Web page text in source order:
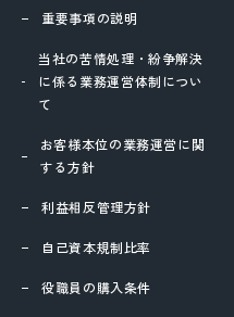
重要事項の説明
当社の苦情処理・紛争解決
に係る業務運営体制につい
て
お客様本位の業務運営に関
する方針
利益相反管理方針
自己資本規制比率
役職員の購入条件